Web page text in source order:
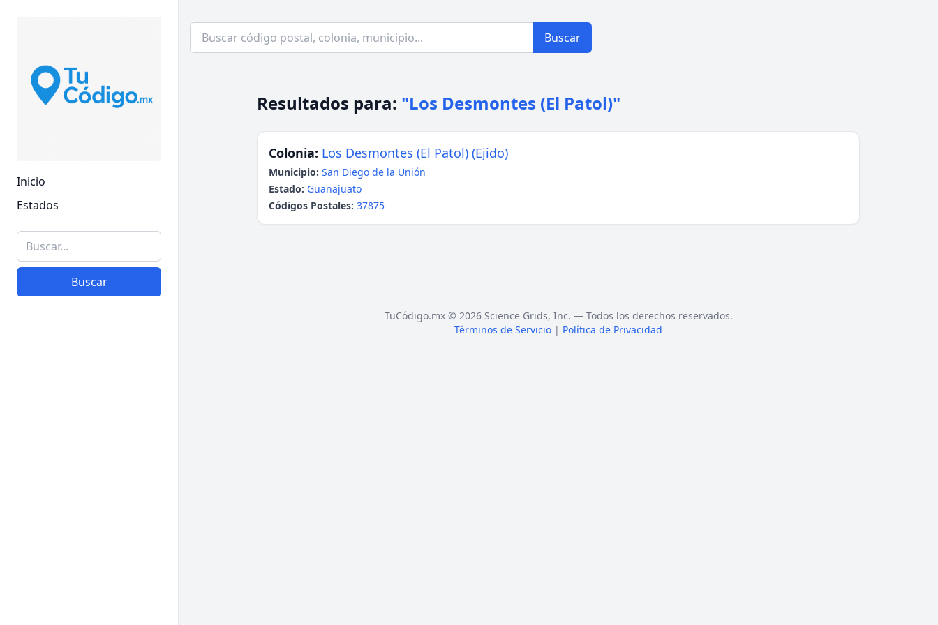
Inicio
Estados
Buscar
Buscar
Resultados para: "Los Desmontes (El Patol)"
Colonia: Los Desmontes (El Patol) (Ejido)
Municipio: San Diego de la Unión
Estado: Guanajuato
Códigos Postales: 37875
TuCódigo.mx © 2026 Science Grids, Inc. — Todos los derechos reservados.
Términos de Servicio | Política de Privacidad